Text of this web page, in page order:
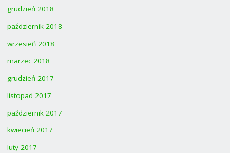
grudzień 2018
październik 2018
wrzesień 2018
marzec 2018
grudzień 2017
listopad 2017
październik 2017
kwiecień 2017
luty 2017